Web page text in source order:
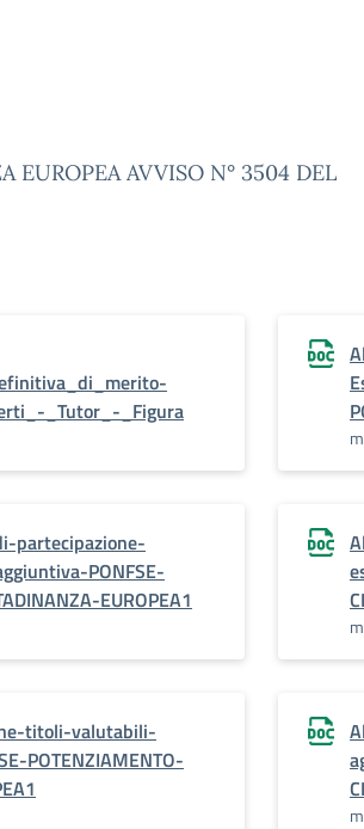
EUROPEA AVVISO N° 3504 DEL
_Tutor_-_Figura
partecipazione-
PONFSE-
EUROPEA1
titoli-valutabili-
POTENZIAMENTO-